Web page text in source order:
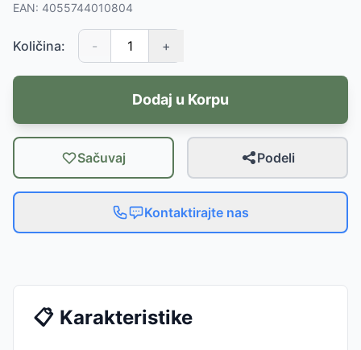
EAN: 4055744010804
Količina: - +
Dodaj u Korpu
Sačuvaj Podeli
Kontaktirajte nas
📋 Karakteristike